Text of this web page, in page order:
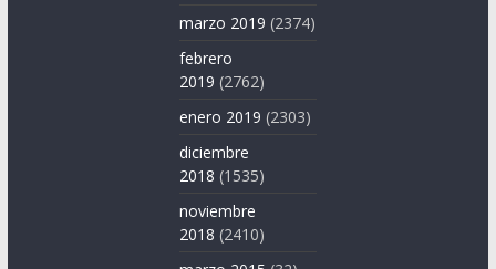
marzo 2019 (2374)
febrero
2019 (2762)
enero 2019 (2303)
diciembre
2018 (1535)
noviembre
2018 (2410)